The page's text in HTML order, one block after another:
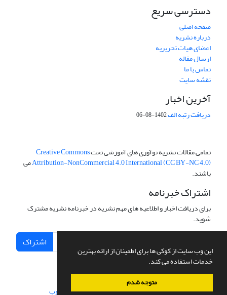
این وب سایت از کوکی ها برای اطمینان از ارائه بهترین
خدمات استفاده می کند.
متوجه شدم
دسترسی سریع
صفحه اصلی
درباره نشریه
اعضای هیات تحریریه
ارسال مقاله
تماس با ما
نقشه سایت
آخرین اخبار
دریافت رتبه الف1402-08-06
تمامی مقالات نشریه نوآوری های آموزشی تحتCreative Commons
Attribution-NonCommercial 4.0 International (CC BY-NC 4.0)می
باشند.
اشتراک خبرنامه
برای دریافت اخبار و اطلاعیه های مهم نشریه در خبرنامه نشریه مشترک
شوید.
اشتراک
سامانه مدیریت نشریات علمی.طراحی و پیاده سازی از سیناوب